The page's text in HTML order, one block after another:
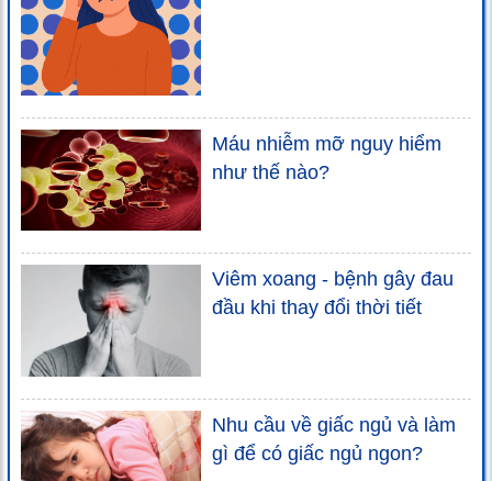
Máu nhiễm mỡ nguy hiểm
như thế nào?
Viêm xoang - bệnh gây đau
đầu khi thay đổi thời tiết
Nhu cầu về giấc ngủ và làm
gì để có giấc ngủ ngon?